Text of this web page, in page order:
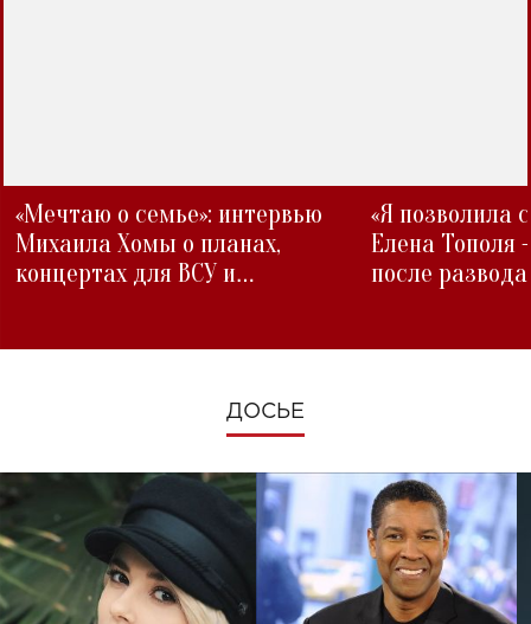
«Мечтаю о семье»: интервью
Михаила Хомы о планах,
концертах для ВСУ и
«Я позволила
Елена Тополя
после развода
ДОСЬЕ